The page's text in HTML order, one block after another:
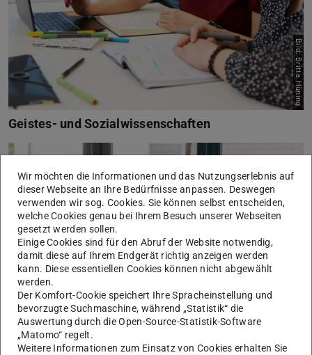
Geistes- und Sozialwissenschaften
Bild: Britta Hüning
Wir möchten die Informationen und das Nutzungserlebnis auf
dieser Webseite an Ihre Bedürfnisse anpassen. Deswegen
verwenden wir sog. Cookies. Sie können selbst entscheiden,
welche Cookies genau bei Ihrem Besuch unserer Webseiten
gesetzt werden sollen.
Einige Cookies sind für den Abruf der Website notwendig,
damit diese auf Ihrem Endgerät richtig anzeigen werden
kann. Diese essentiellen Cookies können nicht abgewählt
werden.
Der Komfort-Cookie speichert Ihre Spracheinstellung und
bevorzugte Suchmaschine, während „Statistik“ die
Auswertung durch die Open-Source-Statistik-Software
„Matomo“ regelt.
Weitere Informationen zum Einsatz von Cookies erhalten Sie